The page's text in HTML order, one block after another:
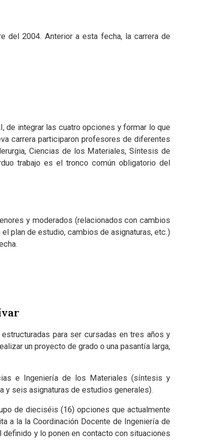
del 2004. Anterior a esta fecha, la carrera de
de integrar las cuatro opciones y formar lo que
carrera participaron profesores de diferentes
Ciencias de los Materiales, Síntesis de
trabajo es el tronco común obligatorio del
y moderados (relacionados con cambios
plan de estudio, cambios de asignaturas, etc.)
para ser cursadas en tres años y
un proyecto de grado o una pasantía larga,
e Ingeniería de los Materiales (síntesis y
y seis asignaturas de estudios generales).
de dieciséis (16) opciones que actualmente
a la la Coordinación Docente de Ingeniería de
y lo ponen en contacto con situaciones